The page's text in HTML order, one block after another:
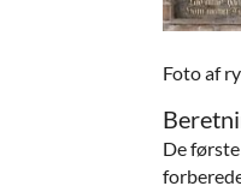
Foto af
De